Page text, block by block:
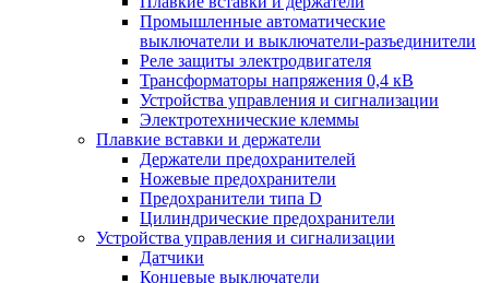
Промышленные автоматические
выключатели и выключатели-разъединители
Реле защиты электродвигателя
Трансформаторы напряжения 0,4 кВ
Устройства управления и сигнализации
Электротехнические клеммы
Плавкие вставки и держатели
Держатели предохранителей
Ножевые предохранители
Предохранители типа D
Цилиндрические предохранители
Устройства управления и сигнализации
Датчики
Концевые выключатели